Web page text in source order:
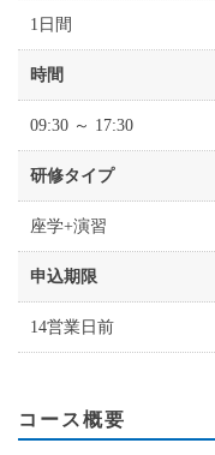
1日間
時間
09:30 ～ 17:30
研修タイプ
座学+演習
申込期限
14営業日前
コース概要